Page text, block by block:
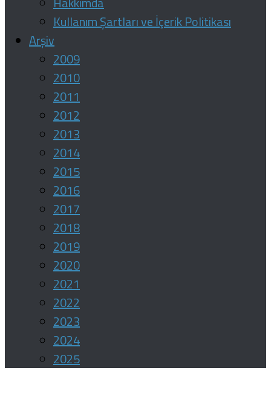
Kullanım Şartları ve İçerik Politikası
Arşiv
2009
2010
2011
2012
2013
2014
2015
2016
2017
2018
2019
2020
2021
2022
2023
2024
2025